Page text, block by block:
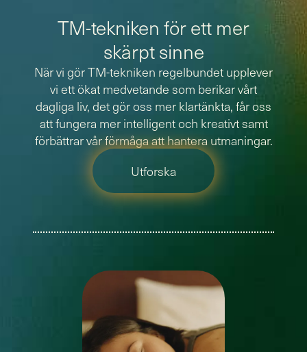
TM-tekniken för ett mer
skärpt sinne
När vi gör TM-tekniken regelbundet upplever
vi ett ökat medvetande som berikar vårt
dagliga liv, det gör oss mer klartänkta, får oss
att fungera mer intelligent och kreativt samt
förbättrar vår förmåga att hantera utmaningar.
Utforska